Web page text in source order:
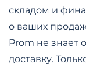
складом и
о ваших
Prom не знает
доставку.